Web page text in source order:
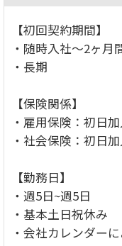
【初回契約期間】
・随時入社～2ヶ月
・長期
【保険関係】
・雇用保険：初日
・社会保険：初日
【勤務日】
・週5日~週5日
・基本土日祝休み
・会社カレンダー